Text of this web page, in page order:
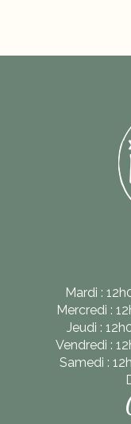
Mardi :
Mercredi :
Jeudi :
Vendredi :
Samedi :